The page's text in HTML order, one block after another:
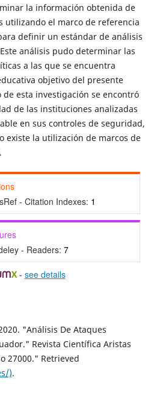
la información obtenida de
utilizando el marco de referencia
definir un estándar de análisis
análisis pudo determinar las
a las que se encuentra
objetivo del presente
esta investigación se encontró
de las instituciones analizadas
en sus controles de seguridad,
existe la utilización de marcos de
- Citation Indexes: 1
- Readers: 7
- see details
"Análisis De Ataques
Revista Científica Aristas
27000." Retrieved
).